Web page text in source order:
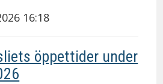
16:18
öppettider under